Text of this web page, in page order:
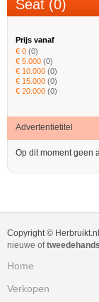
Seat (0)
Prijs vanaf
€ 0 (0)
€ 5.000 (0)
€ 10.000 (0)
€ 15.000 (0)
€ 20.000 (0)
Advertentietitel
Op dit moment geen
Copyright ©
nieuwe oftweedehands
Home
Verkopen